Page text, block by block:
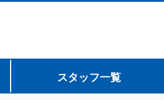
スタッフ一覧